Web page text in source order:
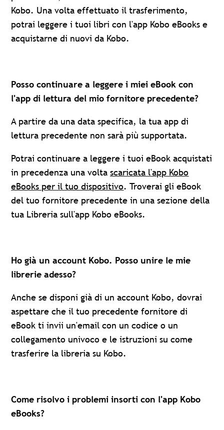
Kobo. Una volta effettuato il trasferimento,
potrai leggere i tuoi libri con l'app Kobo eBooks e
acquistarne di nuovi da Kobo.
Posso continuare a leggere i miei eBook con
l'app di lettura del mio fornitore precedente?
A partire da una data specifica, la tua app di
lettura precedente non sarà più supportata.
Potrai continuare a leggere i tuoi eBook acquistati
in precedenza una voltascaricata l'app Kobo
eBooks per il tuo dispositivo. Troverai gli eBook
del tuo fornitore precedente in una sezione della
tua Libreria sull'app Kobo eBooks.
Ho già un account Kobo. Posso unire le mie
librerie adesso?
Anche se disponi già di un account Kobo, dovrai
aspettare che il tuo precedente fornitore di
eBook ti invii un'email con un codice o un
collegamento univoco e le istruzioni su come
trasferire la libreria su Kobo.
Come risolvo i problemi insorti con l'app Kobo
eBooks?